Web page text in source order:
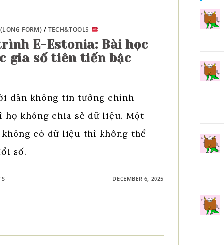
FORM) /TECH&TOOLS
E-Estonia: Bài học
gia số tiên tiến bậc
dân không tin tưởng chính
họ không chia sẻ dữ liệu. Một
có dữ liệu thì không thể
số.
DECEMBER 6, 2025